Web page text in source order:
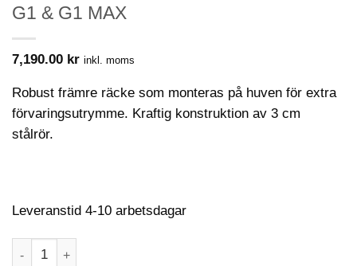
G1 & G1 MAX
7,190.00 kr inkl. moms
Robust främre räcke som monteras på huven för extra
förvaringsutrymme. Kraftig konstruktion av 3 cm
stålrör.
Leveranstid 4-10 arbetsdagar
Can-Am LinQ Främre lasträcke -Traxter G1 & G1 MAX mängd